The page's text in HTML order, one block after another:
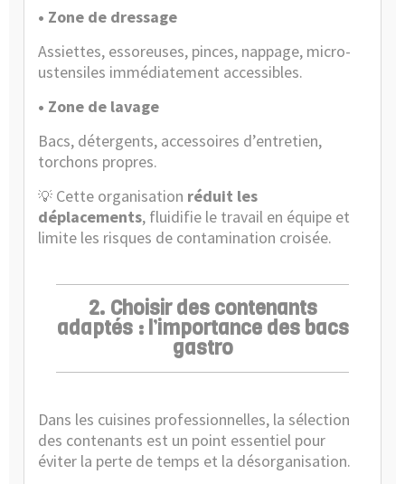
• Zone de dressage
Assiettes, essoreuses, pinces, nappage, micro-
ustensiles immédiatement accessibles.
• Zone de lavage
Bacs, détergents, accessoires d’entretien,
torchons propres.
💡 Cette organisation réduit les
déplacements, fluidifie le travail en équipe et
limite les risques de contamination croisée.
2. Choisir des contenants
adaptés : l’importance des bacs
gastro
Dans les cuisines professionnelles, la sélection
des contenants est un point essentiel pour
éviter la perte de temps et la désorganisation.